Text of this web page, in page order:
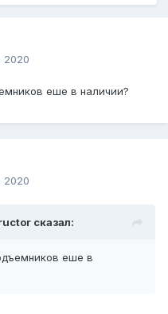
2020
еше в наличии?
2020
сказал:
еше в